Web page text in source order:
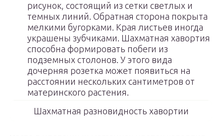
рисунок, состоящий из сетки светлых и
темных линий. Обратная сторона покрыта
мелкими бугорками. Края листьев иногда
украшены зубчиками. Шахматная хавортия
способна формировать побеги из
подземных столонов. У этого вида
дочерняя розетка может появиться на
расстоянии нескольких сантиметров от
материнского растения.
Шахматная разновидность хавортии